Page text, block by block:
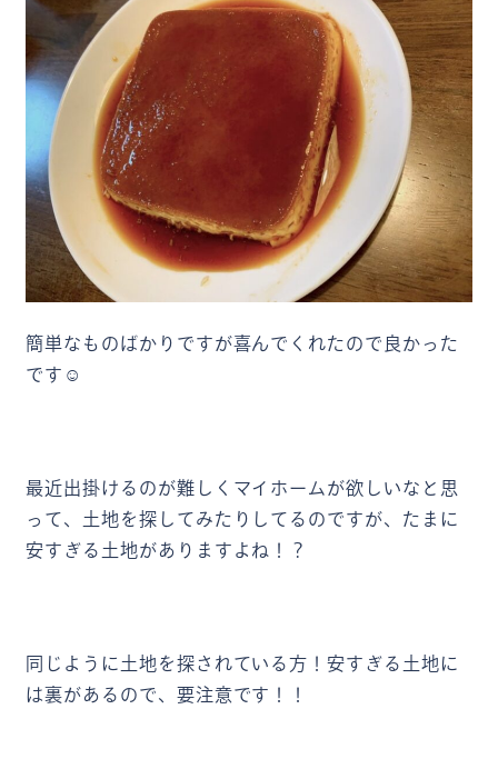
簡単なものばかりですが喜んでくれたので良かった
です☺
最近出掛けるのが難しくマイホームが欲しいなと思
って、土地を探してみたりしてるのですが、たまに
安すぎる土地がありますよね！？
同じように土地を探されている方！安すぎる土地に
は裏があるので、要注意です！！